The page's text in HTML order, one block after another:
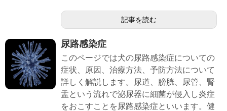
記事を読む
尿路感染症
このページでは犬の尿路感染症についての
症状、原因、治療方法、予防方法について
詳しく解説します。尿道、膀胱、尿管、腎
盂という流れで泌尿器に細菌が侵入し炎症
をおこすことを尿路感染症といいます。健